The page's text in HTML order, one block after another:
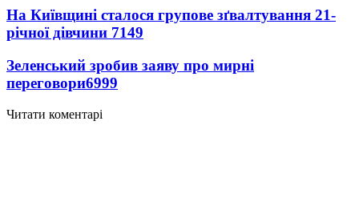
На Київщині сталося групове зґвалтування 21-
річної дівчини 7149
Зеленський зробив заяву про мирні
переговори6999
Читати коментарі